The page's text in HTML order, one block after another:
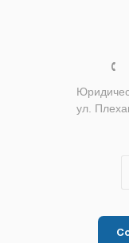
ул.